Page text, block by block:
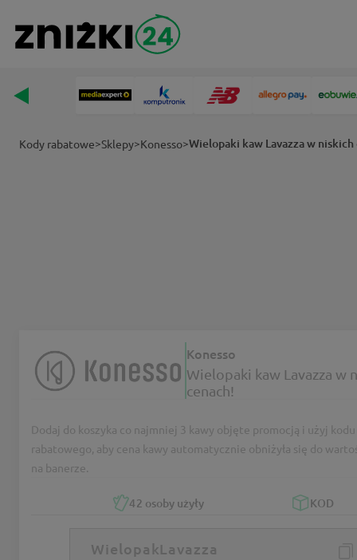
Kody rabatowe>Sklepy>Konesso>Wielopaki kaw Lavazza w niskich
Konesso
Wielopaki kaw Lavazza w
cenach!
42 osoby użyły KOD
Dodaj do koszyka co najmniej 3 kawy objęte promocją i użyj kodu
rabatowego, aby cena kawy automatycznie obniżyła się do
na banerze.